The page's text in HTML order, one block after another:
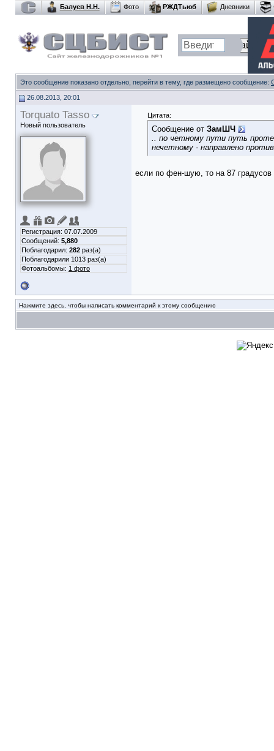
Балуев Н.Н. Фото РЖДТьюб Дневники
Это сообщение показано отдельно, перейти в тему, где размещено сообщение:
26.08.2013, 20:01
Torquato Tasso
Новый пользователь
Регистрация: 07.07.2009
Сообщений: 5,880
Поблагодарил: 282 раз(а)
Поблагодарили 1013 раз(а)
Фотоальбомы: 1 фото
Цитата:
Сообщение от ЗамШЧ
.. по четному пути путь
нечетному - направлено
если по фен-шую, то на 87
Нажмите здесь, чтобы написать комментарий к этому сообщению